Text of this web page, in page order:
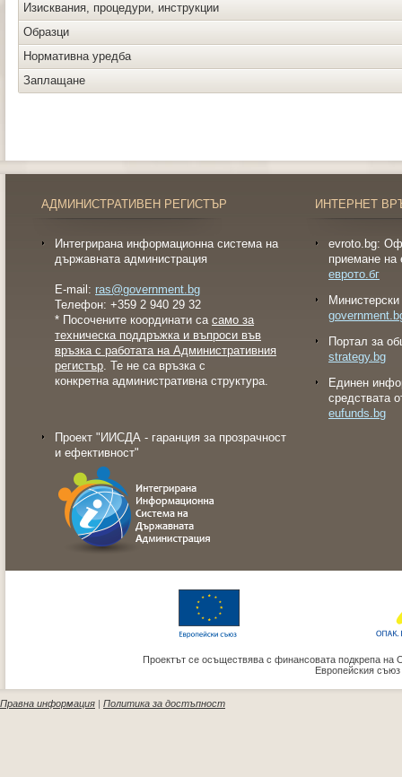
Изисквания, процедури, инструкции
Образци
Нормативна уредба
Заплащане
АДМИНИСТРАТИВЕН РЕГИСТЪР
Интегрирана информационна система на
държавната администрация
E-mail: ras@government.bg
Телефон: +359 2 940 29 32
* Посочените координати са само за
техническа поддръжка и въпроси във
връзка с работата на Административния
регистър. Те не са връзка с
конкретна административна структура.
Проект "ИИСДА - гаранция за прозрачност
и ефективност"
ИНТЕРНЕТ
evroto.bg:
приемане на
еврото.бг
Портал за
strategy.bg
Eдинен
средствата
eufunds.bg
Проектът се осъществява с финансовата подкрепа на
Европейския
Правна информация | Политика за достъпност